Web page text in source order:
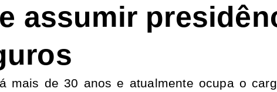
assumir
mais de 30 anos e atualmente ocupa o